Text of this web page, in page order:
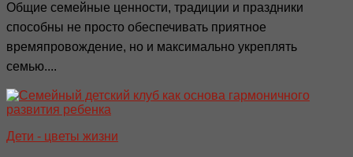
Общие семейные ценности, традиции и праздники
способны не просто обеспечивать приятное
времяпровождение, но и максимально укреплять
семью....
Дети - цветы жизни